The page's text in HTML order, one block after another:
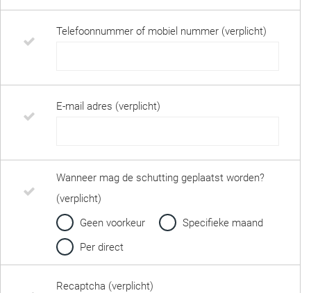
Telefoonnummer of mobiel nummer (verplicht)
E-mail adres (verplicht)
Wanneer mag de schutting geplaatst worden?
(verplicht)
Geen voorkeur
Specifieke maand
Per direct
Recaptcha (verplicht)